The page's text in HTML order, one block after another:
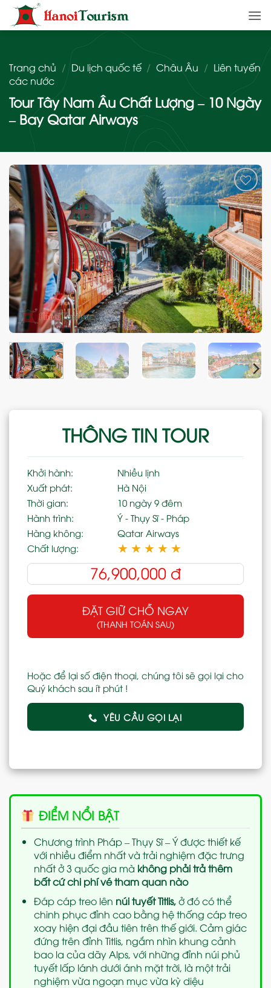
qua
nội
Trang chủ / Du lịch quốc tế / Châu Âu / Liên tuyến
các nước
Tour Tây Nam Âu Chất Lượng – 10 Ngày
– Bay Qatar Airways
Add
to
wishlist
THÔNG TIN TOUR
Khởi hành:
Nhiều lịnh
Xuất phát:
Hà Nội
Thời gian:
10 ngày 9 đêm
Hành trình:
Ý - Thụy Sĩ - Pháp
Hàng không:
Qatar Airways
Chất lượng:
★ ★ ★ ★ ★
76,900,000 đ
ĐẶT GIỮ CHỖ NGAY
(THANH TOÁN SAU)
Hoặc để lại số điện thoại, chúng tôi sẽ gọi lại cho
Quý khách sau ít phút !
YÊU CẦU GỌI LẠI
ĐIỂM NỔI BẬT
Chương trình Pháp – Thụy Sĩ – Ý được thiết kế
với nhiều điểm nhất và trải nghiệm đặc trưng
nhất ở 3 quốc gia mà không phải trả thêm
bất cứ chi phí vé tham quan nào
Đáp cáp treo lên núi tuyết Titlis,ở đó có thể
chinh phục đỉnh cao bằng hệ thống cáp treo
xoay hiện đại đầu tiên trên thế giới. Cảm giác
đứng trên đỉnh Titlis, ngắm nhìn khung cảnh
bao la của dãy Alps, với những đỉnh núi phủ
tuyết lấp lánh dưới ánh mặt trời, là một trải
nghiệm vừa ngoạn mục vừa kỳ diệu